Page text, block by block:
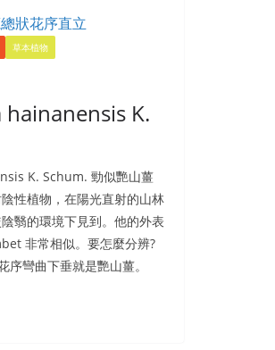
草本植物
K.
K. Schum. 勁似艷山薑
性植物，在陽光直射的山林
翳的環境下見到。他的外表
非常相似。要怎麼分辨?
彎曲下垂就是艷山薑。